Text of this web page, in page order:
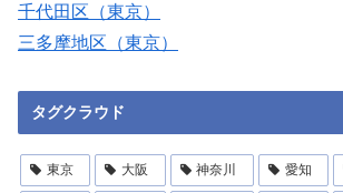
千代田区（東京）
三多摩地区（東京）
タグクラウド
東京 大阪 神奈川 愛知